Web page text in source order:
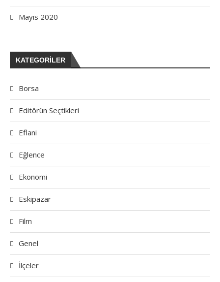
Mayıs 2020
KATEGORILER
Borsa
Editörün Seçtikleri
Eflani
Eğlence
Ekonomi
Eskipazar
Film
Genel
İlçeler